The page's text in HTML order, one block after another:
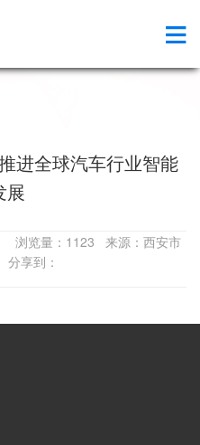
进全球汽车行业智能
展
览量：1123 来源：西安市
享到：